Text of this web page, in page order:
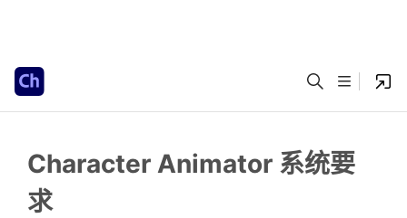
Character Animator 系统要
求